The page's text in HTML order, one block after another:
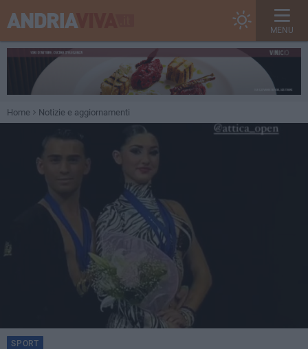
MENU
Home Notizie e aggiornamenti
SPORT